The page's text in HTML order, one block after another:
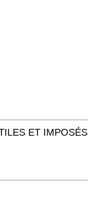
ET IMPOSÉS